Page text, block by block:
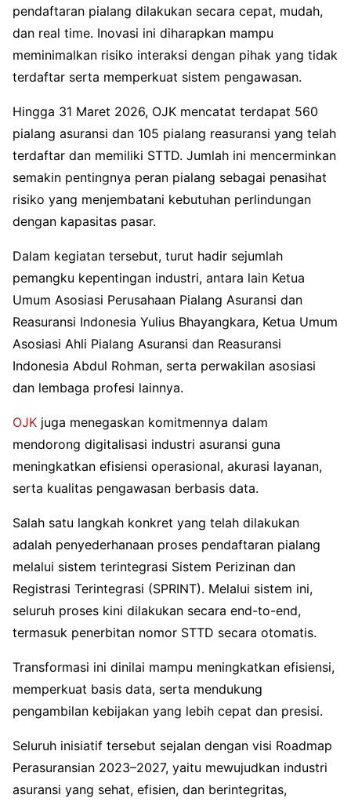
pendaftaran pialang dilakukan secara cepat, mudah,
dan real time. Inovasi ini diharapkan mampu
meminimalkan risiko interaksi dengan pihak yang tidak
terdaftar serta memperkuat sistem pengawasan.
Hingga 31 Maret 2026, OJK mencatat terdapat 560
pialang asuransi dan 105 pialang reasuransi yang telah
terdaftar dan memiliki STTD. Jumlah ini mencerminkan
semakin pentingnya peran pialang sebagai penasihat
risiko yang menjembatani kebutuhan perlindungan
dengan kapasitas pasar.
Dalam kegiatan tersebut, turut hadir sejumlah
pemangku kepentingan industri, antara lain Ketua
Umum Asosiasi Perusahaan Pialang Asuransi dan
Reasuransi Indonesia Yulius Bhayangkara, Ketua Umum
Asosiasi Ahli Pialang Asuransi dan Reasuransi
Indonesia Abdul Rohman, serta perwakilan asosiasi
dan lembaga profesi lainnya.
OJK juga menegaskan komitmennya dalam
mendorong digitalisasi industri asuransi guna
meningkatkan efisiensi operasional, akurasi layanan,
serta kualitas pengawasan berbasis data.
Salah satu langkah konkret yang telah dilakukan
adalah penyederhanaan proses pendaftaran pialang
melalui sistem terintegrasi Sistem Perizinan dan
Registrasi Terintegrasi (SPRINT). Melalui sistem ini,
seluruh proses kini dilakukan secara end-to-end,
termasuk penerbitan nomor STTD secara otomatis.
Transformasi ini dinilai mampu meningkatkan efisiensi,
memperkuat basis data, serta mendukung
pengambilan kebijakan yang lebih cepat dan presisi.
Seluruh inisiatif tersebut sejalan dengan visi Roadmap
Perasuransian 2023–2027, yaitu mewujudkan industri
asuransi yang sehat, efisien, dan berintegritas,